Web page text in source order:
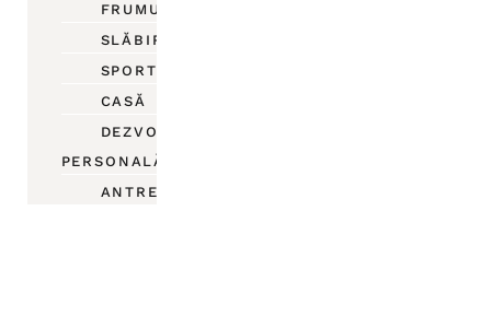
FRUMUSEȚE
SLĂBIRE
SPORT
CASĂ
DEZVOLTARE
PERSONALĂ
ANTREPRENORIAT